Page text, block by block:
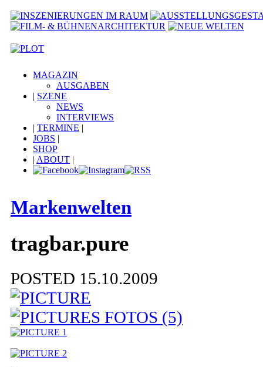
MAGAZIN
AUSGABEN
| SZENE
NEWS
INTERVIEWS
| TERMINE |
JOBS |
SHOP
| ABOUT |
Markenwelten
tragbar.pure
POSTED 15.10.2009
FOTOS (5)